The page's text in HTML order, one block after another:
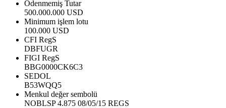
Ödenmemiş Tutar
500.000.000 USD
Minimum işlem lotu
100.000 USD
CFI RegS
DBFUGR
FIGI RegS
BBG0000CK6C3
SEDOL
B53WQQ5
Menkul değer sembolü
NOBLSP 4.875 08/05/15 REGS